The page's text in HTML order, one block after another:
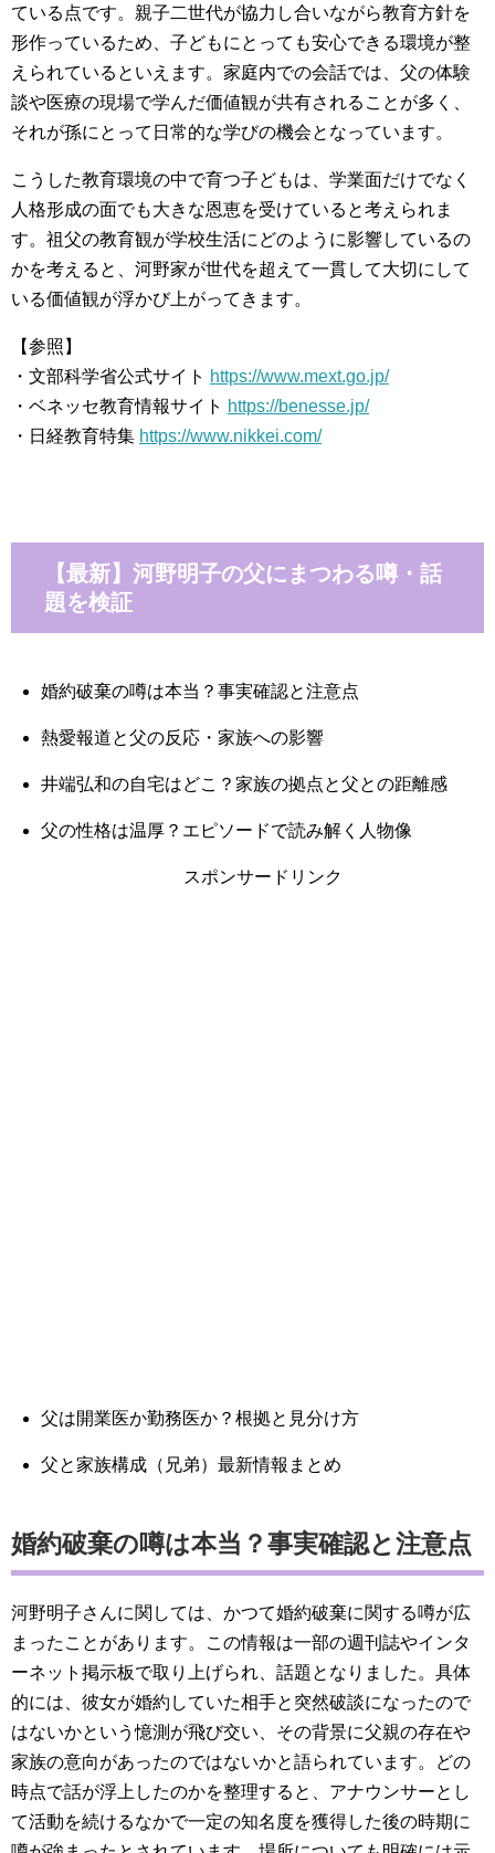
ている点です。親子二世代が協力し合いながら教育方針を
形作っているため、子どもにとっても安心できる環境が整
えられているといえます。家庭内での会話では、父の体験
談や医療の現場で学んだ価値観が共有されることが多く、
それが孫にとって日常的な学びの機会となっています。
こうした教育環境の中で育つ子どもは、学業面だけでなく
人格形成の面でも大きな恩恵を受けていると考えられま
す。祖父の教育観が学校生活にどのように影響しているの
かを考えると、河野家が世代を超えて一貫して大切にして
いる価値観が浮かび上がってきます。
【参照】
・文部科学省公式サイト https://www.mext.go.jp/
・ベネッセ教育情報サイト https://benesse.jp/
・日経教育特集 https://www.nikkei.com/
【最新】河野明子の父にまつわる噂・話
題を検証
婚約破棄の噂は本当？事実確認と注意点
熱愛報道と父の反応・家族への影響
井端弘和の自宅はどこ？家族の拠点と父との距離感
父の性格は温厚？エピソードで読み解く人物像
スポンサードリンク
父は開業医か勤務医か？根拠と見分け方
父と家族構成（兄弟）最新情報まとめ
婚約破棄の噂は本当？事実確認と注意点
河野明子さんに関しては、かつて婚約破棄に関する噂が広
まったことがあります。この情報は一部の週刊誌やインタ
ーネット掲示板で取り上げられ、話題となりました。具体
的には、彼女が婚約していた相手と突然破談になったので
はないかという憶測が飛び交い、その背景に父親の存在や
家族の意向があったのではないかと語られています。どの
時点で話が浮上したのかを整理すると、アナウンサーとし
て活動を続けるなかで一定の知名度を獲得した後の時期に